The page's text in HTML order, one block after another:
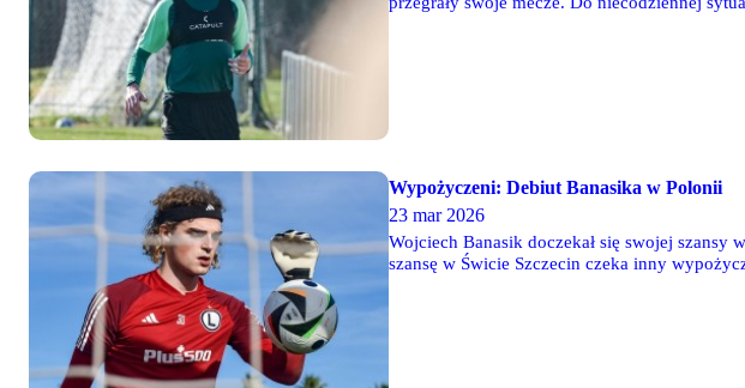
Wypożyczeni: Debiut Banasika w Polonii
23 mar 2026
Wojciech Banasik doczekał się swojej
szansę w Świcie Szczecin czeka inny